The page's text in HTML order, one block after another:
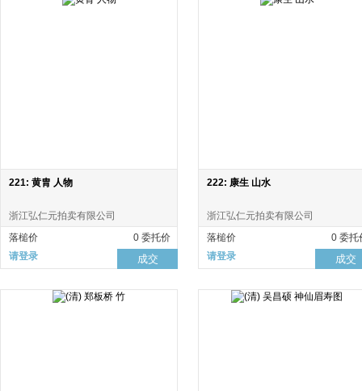
221: 黄胄 人物
浙江弘仁元拍卖有限公司
落槌价
0 委托价
请登录
成交
222: 康生 山水
浙江弘仁元拍卖有限公司
落槌价
0 委托
请登录
成交